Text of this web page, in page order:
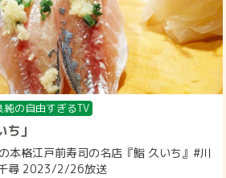
純の自由すぎるTV
」
本格江戸前寿司の名店『鮨 久いち』#川
尋 2023/2/26放送